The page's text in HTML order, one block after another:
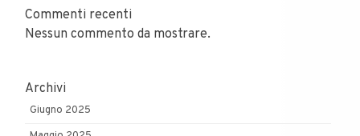
Commenti recenti
Nessun commento da mostrare.
Archivi
Giugno 2025